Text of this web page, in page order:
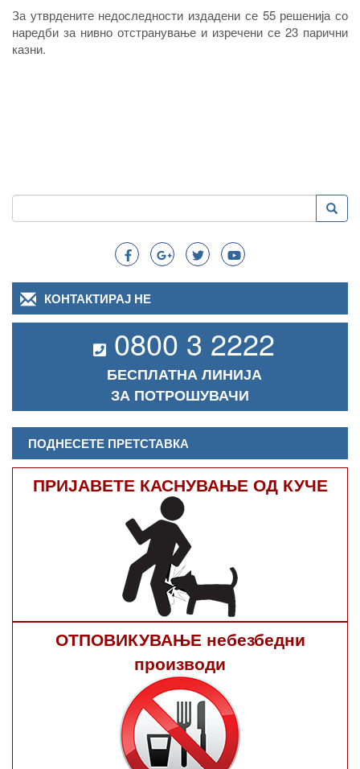
За утврдените недоследности издадени се 55 решенија со
наредби за нивно отстранување и изречени се 23 парични
казни.
Search
Пребарување
КОНТАКТИРАЈ НЕ
0800 3 2222
БЕСПЛАТНА ЛИНИЈА
ЗА ПОТРОШУВАЧИ
ПОДНЕСЕТЕ ПРЕТСТАВКА
ПРИЈАВЕТЕ КАСНУВАЊЕ ОД КУЧЕ
ОТПОВИКУВАЊЕ небезбедни
производи